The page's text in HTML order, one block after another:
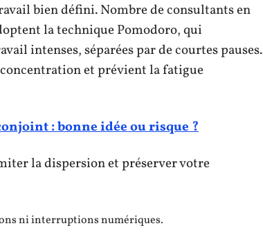
bien défini. Nombre de consultants en
la technique Pomodoro, qui
intenses, séparées par de courtes pauses.
et prévient la fatigue
: bonne idée ou risque ?
la dispersion et préserver votre
ni interruptions numériques.